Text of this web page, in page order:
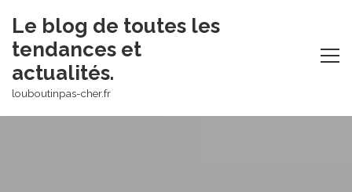
content
Le blog de toutes les
tendances et
actualités.
louboutinpas-cher.fr